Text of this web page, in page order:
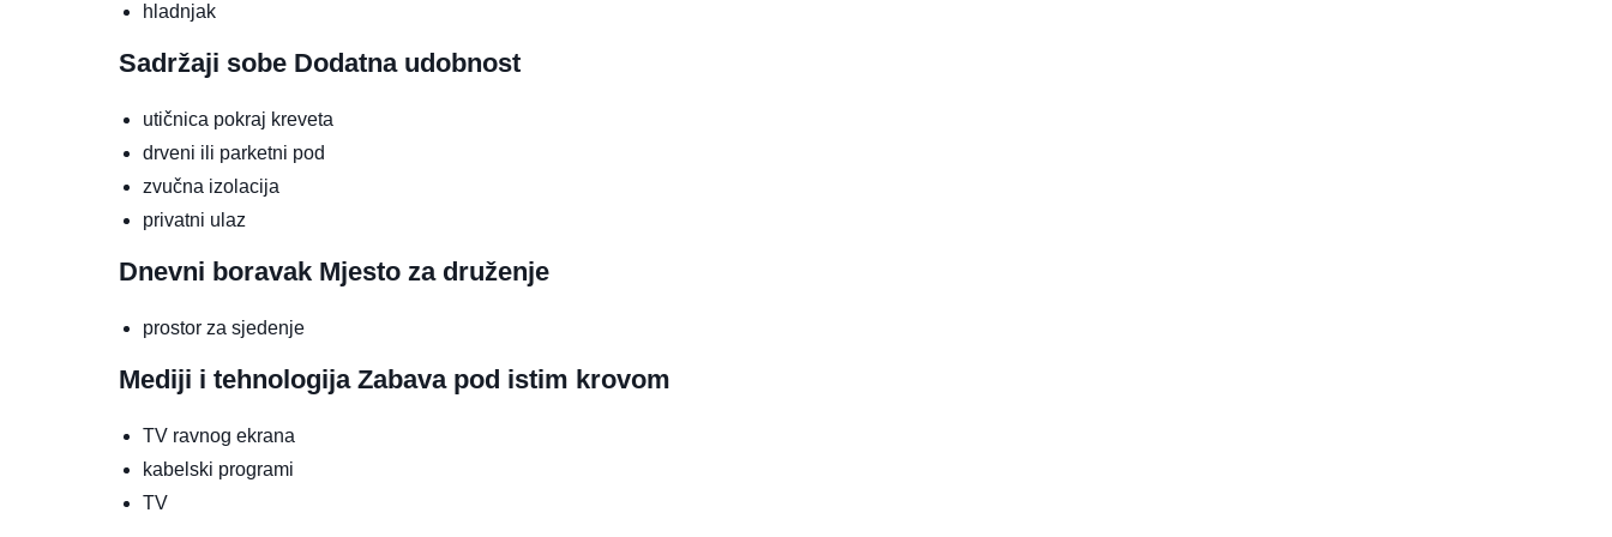
hladnjak
Sadržaji sobe Dodatna udobnost
utičnica pokraj kreveta
drveni ili parketni pod
zvučna izolacija
privatni ulaz
Dnevni boravak Mjesto za druženje
prostor za sjedenje
Mediji i tehnologija Zabava pod istim krovom
TV ravnog ekrana
kabelski programi
TV